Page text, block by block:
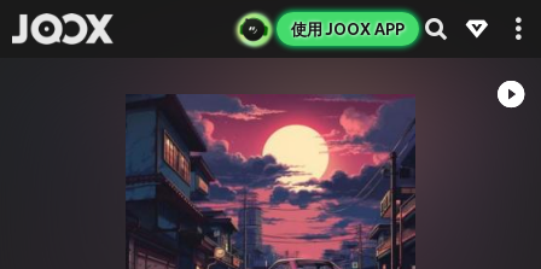
使用 JOOX APP